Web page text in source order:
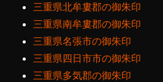
三重県北牟婁郡の御朱印
三重県南牟婁郡の御朱印
三重県名張市の御朱印
三重県四日市市の御朱印
三重県多気郡の御朱印